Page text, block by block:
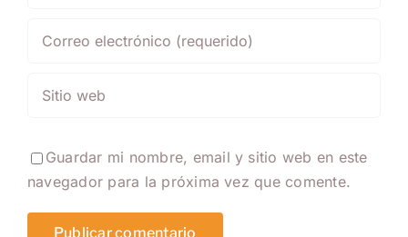
Guardar mi nombre, email y sitio web en este
navegador para la próxima vez que comente.